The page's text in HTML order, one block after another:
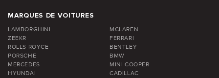
MARQUES DE VOITURES
LAMBORGHINI
MCLAREN
ZEEKR
FERRARI
ROLLS ROYCE
BENTLEY
PORSCHE
BMW
MERCEDES
MINI COOPER
HYUNDAI
CADILLAC